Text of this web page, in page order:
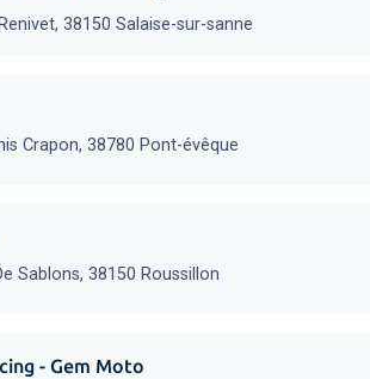
38150 Salaise-sur-sanne
Crapon, 38780 Pont-évêque
Sablons, 38150 Roussillon
- Gem Moto